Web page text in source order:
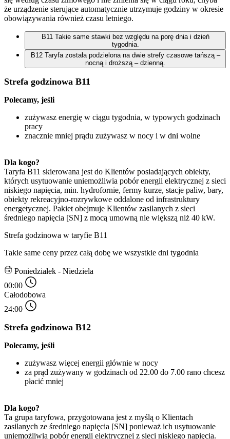
że urządzenie sterujące automatycznie utrzymuje godziny w okresie
obowiązywania również czasu letniego.
B11 Takie same stawki bez względu na porę dnia i dzień
tygodnia.
B12 Taryfa została podzielona na dwie strefy czasowe tańszą –
nocną i droższą – dzienną.
Strefa godzinowa B11
Polecamy, jeśli
zużywasz energię w ciągu tygodnia, w typowych godzinach
pracy
znacznie mniej prądu zużywasz w nocy i w dni wolne
Dla kogo?
Taryfa B11 skierowana jest do Klientów posiadających obiekty,
których usytuowanie uniemożliwia pobór energii elektrycznej z sieci
niskiego napięcia, min. hydrofornie, fermy kurze, stacje paliw, bary,
obiekty rekreacyjno-rozrywkowe oddalone od infrastruktury
energetycznej. Pakiet obejmuje Klientów zasilanych z sieci
średniego napięcia [SN] z mocą umowną nie większą niż 40 kW.
Strefa godzinowa w taryfie B11
Takie same ceny przez całą dobę we wszystkie dni tygodnia
Poniedziałek - Niedziela
00:00
Całodobowa
24:00
Strefa godzinowa B12
Polecamy, jeśli
zużywasz więcej energii głównie w nocy
za prąd zużywany w godzinach od 22.00 do 7.00 rano chcesz
płacić mniej
Dla kogo?
Ta grupa taryfowa, przygotowana jest z myślą o Klientach
zasilanych ze średniego napięcia [SN] ponieważ ich usytuowanie
uniemożliwia pobór energii elektrycznej z sieci niskiego napięcia.